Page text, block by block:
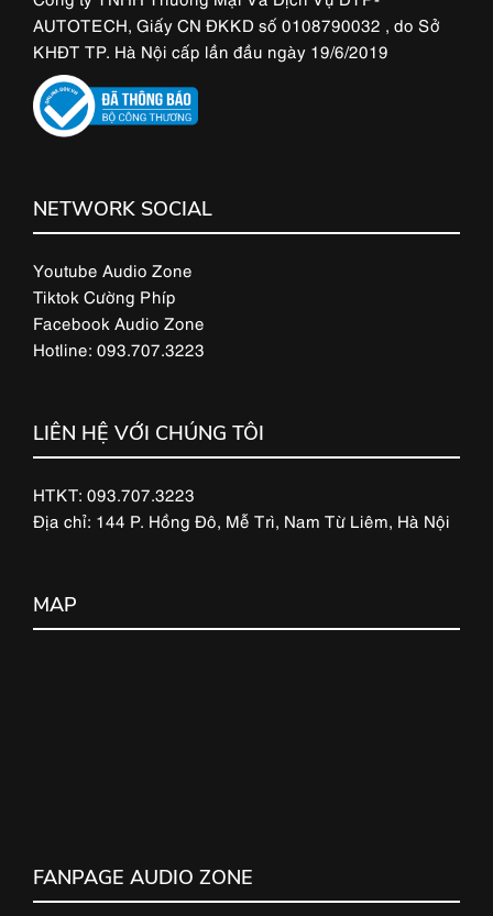
AUTOTECH, Giấy CN ĐKKD số 0108790032 , do Sở
KHĐT TP. Hà Nội cấp lần đầu ngày 19/6/2019
NETWORK SOCIAL
Youtube Audio Zone
Tiktok Cường Phíp
Facebook Audio Zone
Hotline: 093.707.3223
LIÊN HỆ VỚI CHÚNG TÔI
HTKT: 093.707.3223
Địa chỉ: 144 P. Hồng Đô, Mễ Trì, Nam Từ Liêm, Hà Nội
MAP
FANPAGE AUDIO ZONE